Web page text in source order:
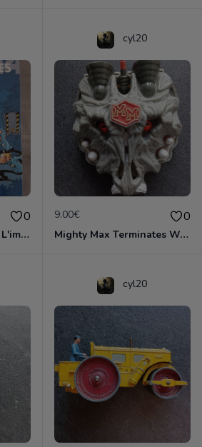
0
BD - Les gendarmes - L'imitation de vitesse - Tome 14
cyl20
9.00€ 0
Mighty Max Terminates Wolfship 7
cyl20